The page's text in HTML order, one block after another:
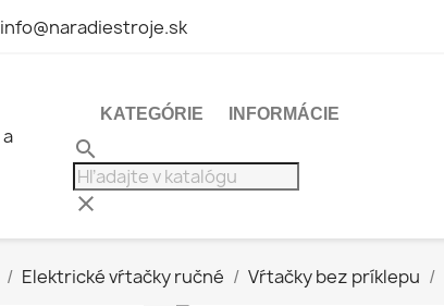
info@naradiestroje.sk
KATEGÓRIE INFORMÁCIE
search
clear
Elektrické vŕtačky ručné Vŕtačky bez príklepu